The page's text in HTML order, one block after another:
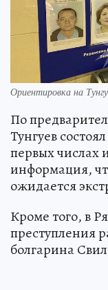
Ориентировка на
По
Тунгуев
первых
информация,
ожидается
Кроме того, в
преступления
болгарина